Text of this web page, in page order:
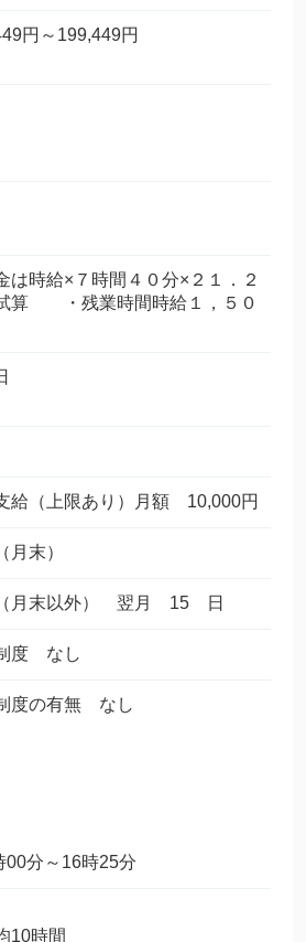
円～199,449円
は時給×７時間４０分×２１．２
算 ・残業時間時給１，５０
給（上限あり）月額 10,000円
月末）
月末以外） 翌月 15 日
度 なし
度の有無 なし
00分～16時25分
10時間